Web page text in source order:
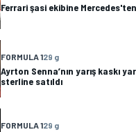
Ferrari şasi ekibine
FORMULA 129 g
Ayrton Senna’nın yarış kaskı
sterline satıldı
FORMULA 129 g